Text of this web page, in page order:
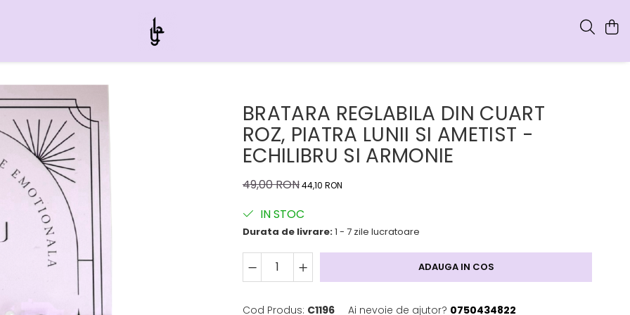
BRATARA REGLABILA DIN CUART
ROZ, PIATRA LUNII SI AMETIST -
ECHILIBRU SI ARMONIE
49,00 RON44,10 RON
IN STOC
Durata de livrare:1 - 7 zile lucratoare
ADAUGA IN COS
Cod Produs: C1196 Ai nevoie de ajutor? 0750434822